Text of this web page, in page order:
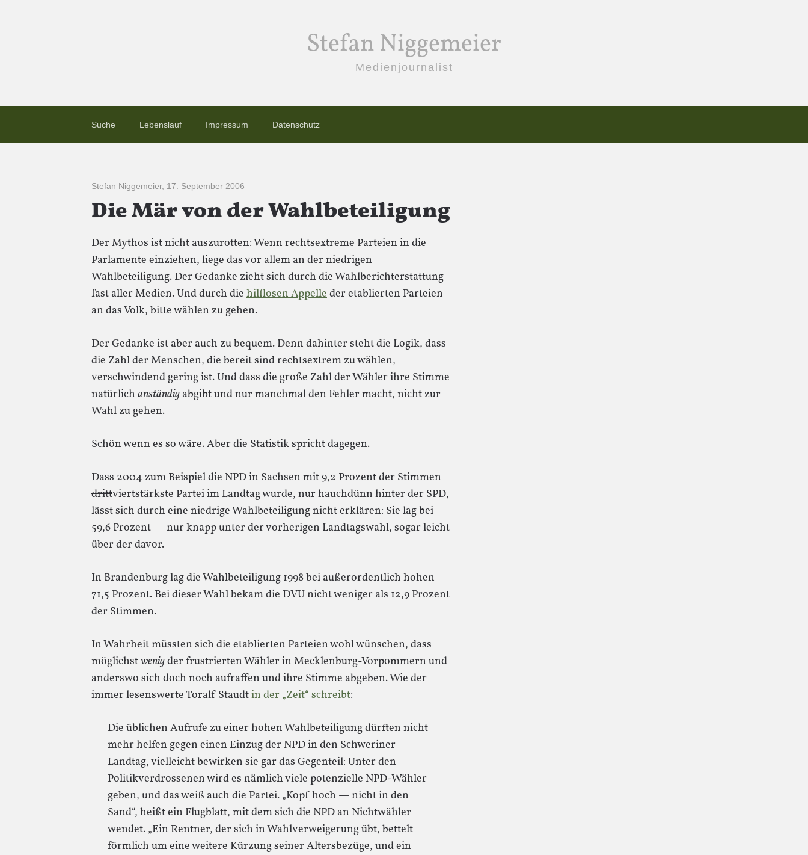
Stefan Niggemeier
Medienjournalist
Suche Lebenslauf Impressum Datenschutz
Stefan Niggemeier, 17. September 2006
Die Mär von der Wahlbeteiligung
Der Mythos ist nicht auszurotten: Wenn rechtsextreme Parteien in die
Parlamente einziehen, liege das vor allem an der niedrigen
Wahlbeteiligung. Der Gedanke zieht sich durch die Wahlberichterstattung
fast aller Medien. Und durch die hilflosen Appelleder etablierten Parteien
an das Volk, bitte wählen zu gehen.
Der Gedanke ist aber auch zu bequem. Denn dahinter steht die Logik, dass
die Zahl der Menschen, die bereit sind rechtsextrem zu wählen,
verschwindend gering ist. Und dass die große Zahl der Wähler ihre Stimme
natürlich anständig abgibt und nur manchmal den Fehler macht, nicht zur
Wahl zu gehen.
Schön wenn es so wäre. Aber die Statistik spricht dagegen.
Dass 2004 zum Beispiel die NPD in Sachsen mit 9,2 Prozent der Stimmen
drittviertstärkste Partei im Landtag wurde, nur hauchdünn hinter der SPD,
lässt sich durch eine niedrige Wahlbeteiligung nicht erklären: Sie lag bei
59,6 Prozent — nur knapp unter der vorherigen Landtagswahl, sogar leicht
über der davor.
In Brandenburg lag die Wahlbeteiligung 1998 bei außerordentlich hohen
71,5 Prozent. Bei dieser Wahl bekam die DVU nicht weniger als 12,9 Prozent
der Stimmen.
In Wahrheit müssten sich die etablierten Parteien wohl wünschen, dass
möglichstwenigder frustrierten Wähler in Mecklenburg-Vorpommern und
anderswo sich doch noch aufraffen und ihre Stimme abgeben. Wie der
immer lesenswerte Toralf Staudtin der „Zeit“ schreibt:
Die üblichen Aufrufe zu einer hohen Wahlbeteiligung dürften nicht
mehr helfen gegen einen Einzug der NPD in den Schweriner
Landtag, vielleicht bewirken sie gar das Gegenteil: Unter den
Politikverdrossenen wird es nämlich viele potenzielle NPD-Wähler
geben, und das weiß auch die Partei. „Kopf hoch — nicht in den
Sand“, heißt ein Flugblatt, mit dem sich die NPD an Nichtwähler
wendet. „Ein Rentner, der sich in Wahlverweigerung übt, bettelt
förmlich um eine weitere Kürzung seiner Altersbezüge, und ein